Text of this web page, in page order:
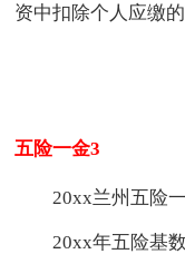
资中扣除个人应缴
五险一金3
20xx兰州五险一
20xx年五险基数